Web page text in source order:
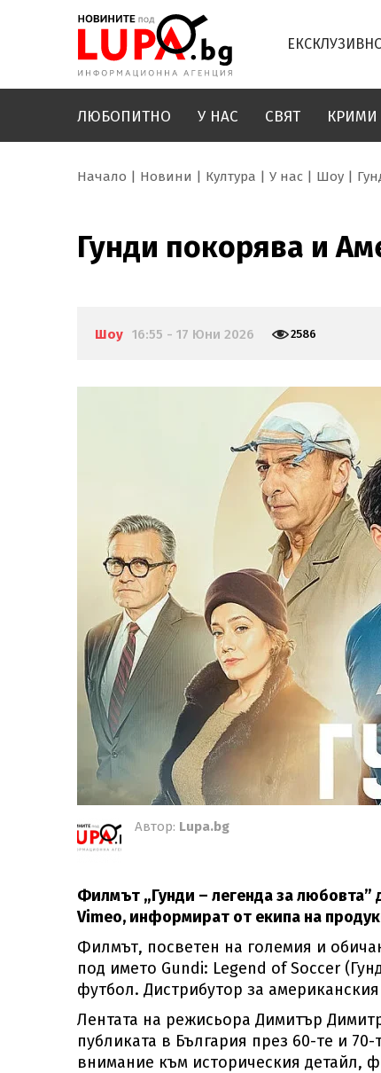
ЛЮБОПИТНО У НАС СВЯТ КРИМИ
Начало Новини Култура У нас Шоу
Гунди покорява и
Шоу 16:55 - 17 Юни 2026 2586
Автор: Lupa.bg
Филмът „Гунди – легенда за
Vimeo, информират от екипа на
Филмът, посветен на големия и
под името Gundi: Legend of Soccer
футбол. Дистрибутор за
Лентата на режисьора Димитър
публиката в България през 60-те и
внимание към историческия детайл,